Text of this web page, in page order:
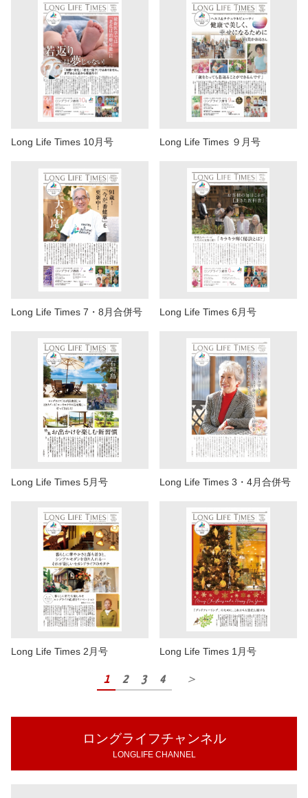
Long Life Times 10月号 Long Life Times ９月号
Long Life Times 7・8月合併号 Long Life Times 6月号
Long Life Times 5月号 Long Life Times 3・4月合併号
Long Life Times 2月号 Long Life Times 1月号
1 2 3 4 ＞
ロングライフチャンネル
LONGLIFE CHANNEL